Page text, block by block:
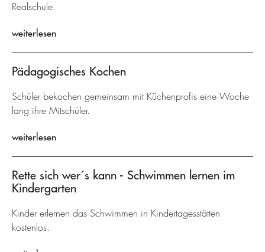
Realschule.
weiterlesen
Pädagogisches Kochen
Schüler bekochen gemeinsam mit Küchenprofis eine Woche
lang ihre Mitschüler.
weiterlesen
Rette sich wer´s kann - Schwimmen lernen im
Kindergarten
Kinder erlernen das Schwimmen in Kindertagesstätten
kostenlos.